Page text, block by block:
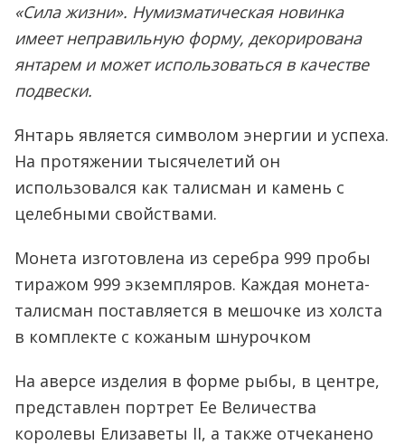
«Сила жизни». Нумизматическая новинка
имеет неправильную форму, декорирована
янтарем и может использоваться в качестве
подвески.
Янтарь является символом энергии и успеха.
На протяжении тысячелетий он
использовался как талисман и камень с
целебными свойствами.
Монета изготовлена из серебра 999 пробы
тиражом 999 экземпляров. Каждая монета-
талисман поставляется в мешочке из холста
в комплекте с кожаным шнурочком
На аверсе изделия в форме рыбы, в центре,
представлен портрет Ее Величества
королевы Елизаветы II, а также отчеканено